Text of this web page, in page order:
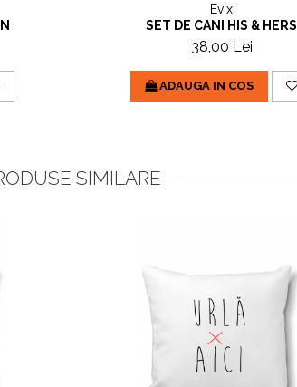
Evix
SET DE CANI HIS & HERS
38,00 Lei
ADAUGA IN COS
SIMILARE